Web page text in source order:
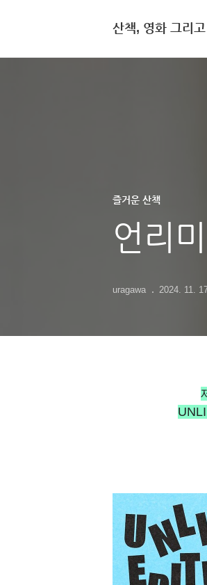
산책, 영화 그리고
즐거운 산책
언리
uragawa 2024. 11.